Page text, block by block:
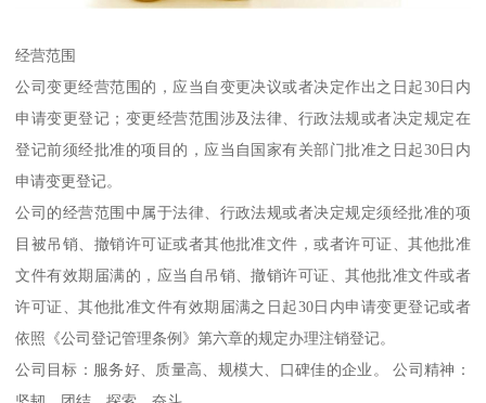
经营范围
公司变更经营范围的，应当自变更决议或者决定作出之日起30日内
申请变更登记；变更经营范围涉及法律、行政法规或者决定规定在
登记前须经批准的项目的，应当自国家有关部门批准之日起30日内
申请变更登记。
公司的经营范围中属于法律、行政法规或者决定规定须经批准的项
目被吊销、撤销许可证或者其他批准文件，或者许可证、其他批准
文件有效期届满的，应当自吊销、撤销许可证、其他批准文件或者
许可证、其他批准文件有效期届满之日起30日内申请变更登记或者
依照《公司登记管理条例》第六章的规定办理注销登记。
公司目标：服务好、质量高、规模大、口碑佳的企业。 公司精神：